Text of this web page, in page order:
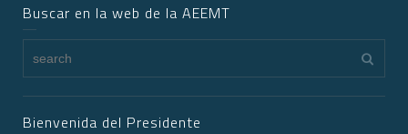
Buscar en la web de la AEEMT
Bienvenida del Presidente